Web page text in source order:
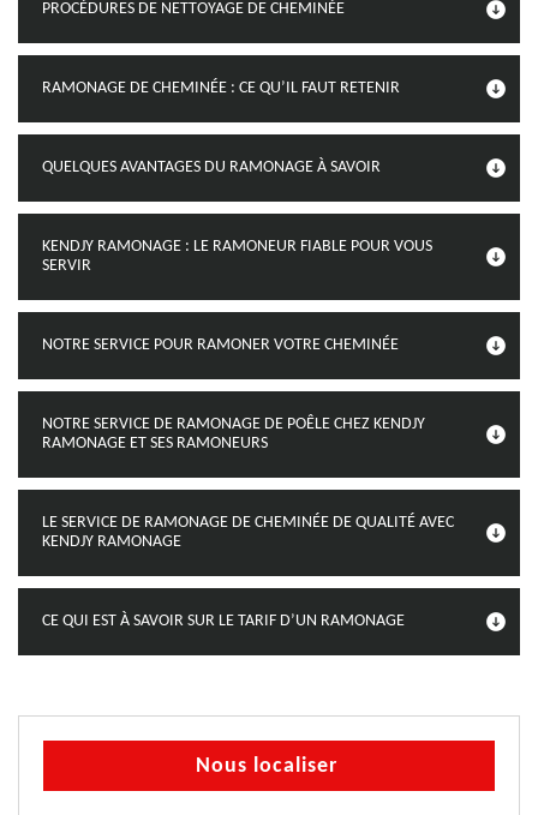
PROCÉDURES DE NETTOYAGE DE CHEMINÉE
RAMONAGE DE CHEMINÉE : CE QU’IL FAUT RETENIR
QUELQUES AVANTAGES DU RAMONAGE À SAVOIR
KENDJY RAMONAGE : LE RAMONEUR FIABLE POUR VOUS
SERVIR
NOTRE SERVICE POUR RAMONER VOTRE CHEMINÉE
NOTRE SERVICE DE RAMONAGE DE POÊLE CHEZ KENDJY
RAMONAGE ET SES RAMONEURS
LE SERVICE DE RAMONAGE DE CHEMINÉE DE QUALITÉ AVEC
KENDJY RAMONAGE
CE QUI EST À SAVOIR SUR LE TARIF D’UN RAMONAGE
Nous localiser